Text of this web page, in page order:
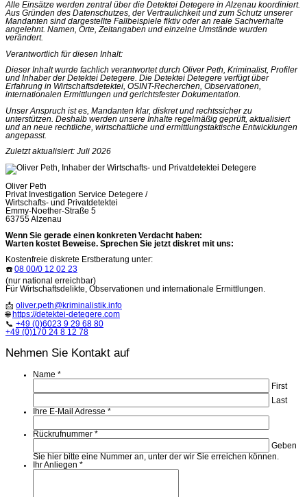
Alle Einsätze werden zentral über die Detektei Detegere in Alzenau koordiniert.
Aus Gründen des Datenschutzes, der Vertraulichkeit und zum Schutz unserer
Mandanten sind dargestellte Fallbeispiele fiktiv oder an reale Sachverhalte
angelehnt. Namen, Orte, Zeitangaben und einzelne Umstände wurden
verändert.
Verantwortlich für diesen Inhalt:
Dieser Inhalt wurde fachlich verantwortet durch Oliver Peth, Kriminalist, Profiler
und Inhaber der Detektei Detegere. Die Detektei Detegere verfügt über
Erfahrung in Wirtschaftsdetektei, OSINT-Recherchen, Observationen,
internationalen Ermittlungen und gerichtsfester Dokumentation.
Unser Anspruch ist es, Mandanten klar, diskret und rechtssicher zu
unterstützen. Deshalb werden unsere Inhalte regelmäßig geprüft, aktualisiert
und an neue rechtliche, wirtschaftliche und ermittlungstaktische Entwicklungen
angepasst.
Zuletzt aktualisiert: Juli 2026
Oliver Peth
Privat Investigation Service Detegere /
Wirtschafts- und Privatdetektei
Emmy-Noether-Straße 5
63755 Alzenau
Wenn Sie gerade einen konkreten Verdacht haben:
Warten kostet Beweise. Sprechen Sie jetzt diskret mit uns:
Kostenfreie diskrete Erstberatung unter:
☎️ 08 00/0 12 02 23
(nur national erreichbar)
Für Wirtschaftsdelikte, Observationen und internationale Ermittlungen.
📩 oliver.peth@kriminalistik.info
🌐 https://detektei-detegere.com
📞 +49 (0)6023 9 29 68 80
+49 (0)170 24 8 12 78
Nehmen Sie Kontakt auf
Name *
First
Last
Ihre E-Mail Adresse *
Rückrufnummer *
Geben
Sie hier bitte eine Nummer an, unter der wir Sie erreichen können.
Ihr Anliegen *